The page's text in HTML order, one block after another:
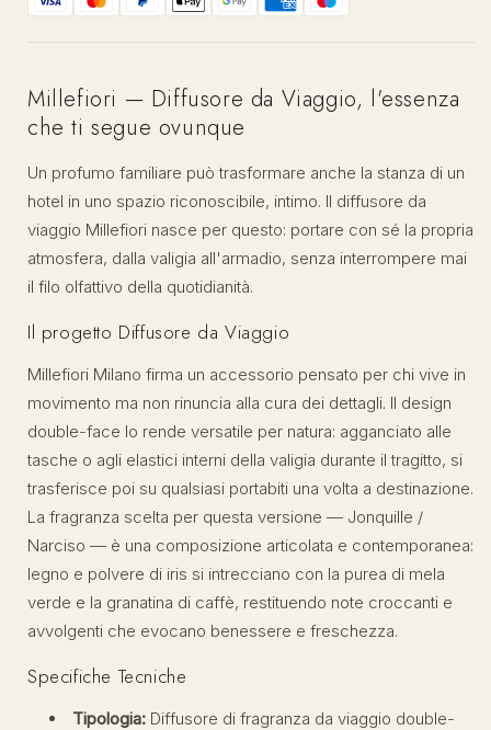
Millefiori — Diffusore da Viaggio, l'essenza
che ti segue ovunque
Un profumo familiare può trasformare anche la stanza di un
hotel in uno spazio riconoscibile, intimo. Il diffusore da
viaggio Millefiori nasce per questo: portare con sé la propria
atmosfera, dalla valigia all'armadio, senza interrompere mai
il filo olfattivo della quotidianità.
Il progetto Diffusore da Viaggio
Millefiori Milano firma un accessorio pensato per chi vive in
movimento ma non rinuncia alla cura dei dettagli. Il design
double-face lo rende versatile per natura: agganciato alle
tasche o agli elastici interni della valigia durante il tragitto, si
trasferisce poi su qualsiasi portabiti una volta a destinazione.
La fragranza scelta per questa versione — Jonquille /
Narciso — è una composizione articolata e contemporanea:
legno e polvere di iris si intrecciano con la purea di mela
verde e la granatina di caffè, restituendo note croccanti e
avvolgenti che evocano benessere e freschezza.
Specifiche Tecniche
Tipologia: Diffusore di fragranza da viaggio double-